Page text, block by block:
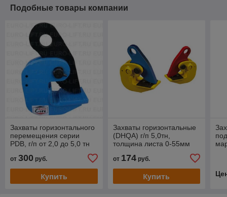
Подобные товары компании
Захваты горизонтального
перемещения серии
PDB, г/п от 2,0 до 5,0 тн
от 300 руб.
Купить
Захваты горизонтальные
(DHQA) г/п 5,0тн,
толщина листа 0-55мм
от 174руб.
Купить